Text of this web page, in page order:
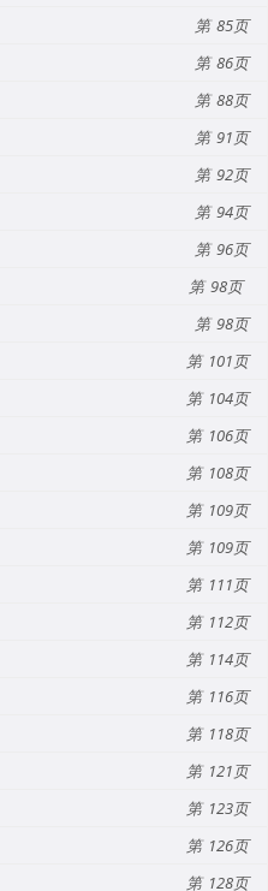
85
86
88
91
92
94
96
98
98
101
104
106
108
109
109
111
112
114
116
118
121
123
126
128